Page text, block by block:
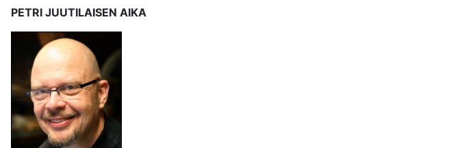
PETRI JUUTILAISEN AIKA